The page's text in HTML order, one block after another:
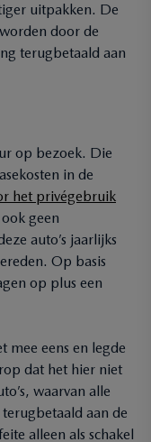
uitpakken. De
door de
terugbetaald aan
op bezoek. Die
in de
het privégebruik
geen
auto’s jaarlijks
Op basis
op plus een
mee eens en legde
dat het hier niet
waarvan alle
aan de
alleen als schakel